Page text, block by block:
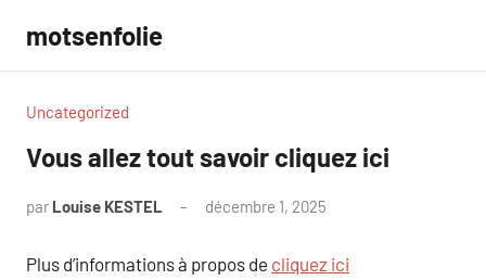
contenu
motsenfolie
Uncategorized
Vous allez tout savoir cliquez ici
par Louise KESTEL décembre 1, 2025
Plus d’informations à propos de cliquez ici